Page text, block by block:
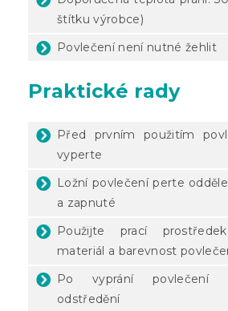
štítku výrobce)
Povlečení není nutné žehlit
Praktické rady
Před prvním použitím
vyperte
Ložní povlečení perte
a zapnuté
Použijte prací
materiál a barevnost
Po vyprání povlečení
odstředění